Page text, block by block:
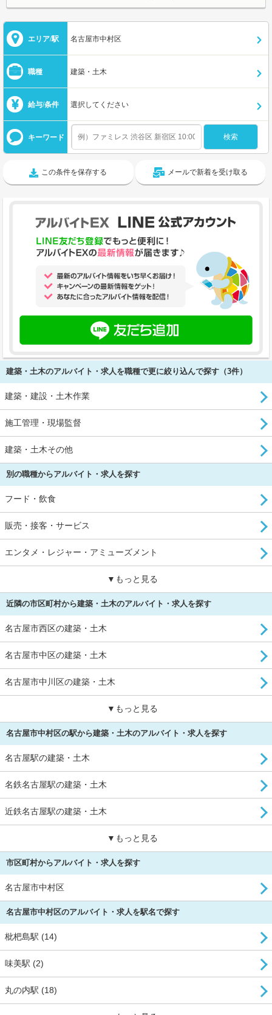
エリア/駅 名古屋市中村区
職種 建築・土木
給与/条件 選択してください
キーワード
この条件を保存する メールで新着を受け取る
建築・土木のアルバイト・求人を職種で更に絞り込んで探す（3件）
建築・建設・土木作業
施工管理・現場監督
建築・土木その他
別の職種からアルバイト・求人を探す
フード・飲食
販売・接客・サービス
エンタメ・レジャー・アミューズメント
▼もっと見る
近隣の市区町村から建築・土木のアルバイト・求人を探す
名古屋市西区の建築・土木
名古屋市中区の建築・土木
名古屋市中川区の建築・土木
▼もっと見る
名古屋市中村区の駅から建築・土木のアルバイト・求人を探す
名古屋駅の建築・土木
名鉄名古屋駅の建築・土木
近鉄名古屋駅の建築・土木
▼もっと見る
市区町村からアルバイト・求人を探す
名古屋市中村区
名古屋市中村区のアルバイト・求人を駅名で探す
枇杷島駅 (14)
味美駅 (2)
丸の内駅 (18)